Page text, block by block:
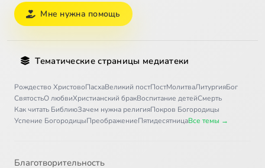
Мне нужна помощь
Тематические страницы медиатеки
Рождество ХристовоПасхаВеликий постПостМолитваЛитургияБог
СвятостьО любвиХристианский бракВоспитание детейСмерть
Как читать БиблиюЗачем нужна религияПокров Богородицы
Успение БогородицыПреображениеПятидесятницаВсе темы →
Благотворительность